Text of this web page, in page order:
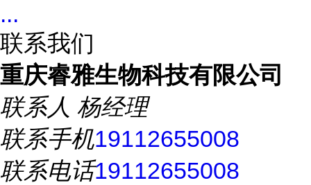
...
联系我们
重庆睿雅生物科技有限公司
联系人 杨经理
联系手机19112655008
联系电话19112655008